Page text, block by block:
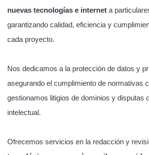
nuevas tecnologías e internet a
garantizando calidad, eficiencia y
cada proyecto.
Nos dedicamos a la protección de datos y
asegurando el cumplimiento de normativas
gestionamos litigios de dominios y disputas
intelectual.
Ofrecemos servicios en la redacción y